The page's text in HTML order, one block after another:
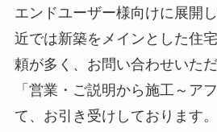
エンドユーザー様向けに展開
近では新築をメインとした住
頼が多く、お問い合わせいた
「営業・ご説明から施工～ア
て、お引き受けしております。